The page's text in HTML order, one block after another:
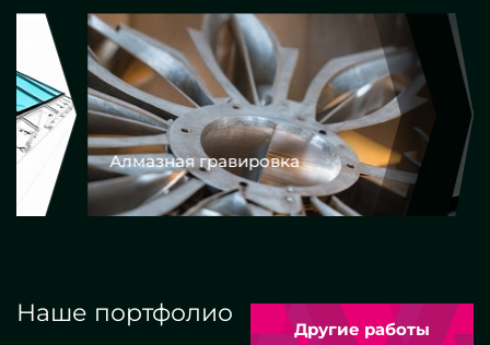
Алмазная гравировка
Наше портфолио
Другие работы